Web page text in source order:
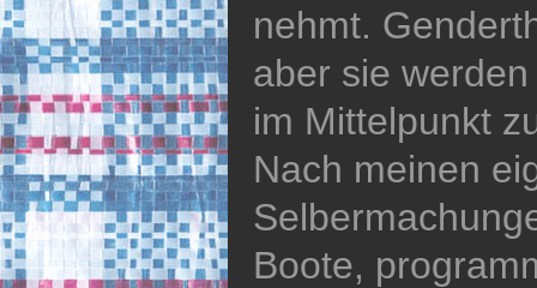
nehmt.
aber sie
im Mittelpunkt
Nach meinen
Boote,